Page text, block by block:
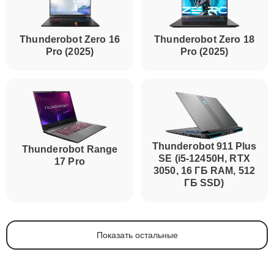
Thunderobot Zero 16
Pro (2025)
Thunderobot Zero 18
Pro (2025)
Thunderobot Range
17 Pro
Thunderobot 911 Plus
SE (i5-12450H, RTX
3050, 16 ГБ RAM, 512
ГБ SSD)
Показать остальные